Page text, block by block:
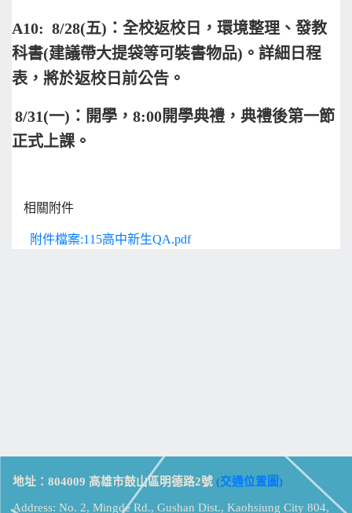
A10: 8/28(五)：全校返校日，環境整理、發教
科書(建議帶大提袋等可裝書物品)。詳細日程
表，將於返校日前公告。
8/31(一)：開學，8:00開學典禮，典禮後第一節
正式上課。
相關附件
附件檔案:115高中新生QA.pdf
地址：804009 高雄市鼓山區明德路2號 (交通位置圖)
Address: No. 2, Mingde Rd., Gushan Dist., Kaohsiung City 804,